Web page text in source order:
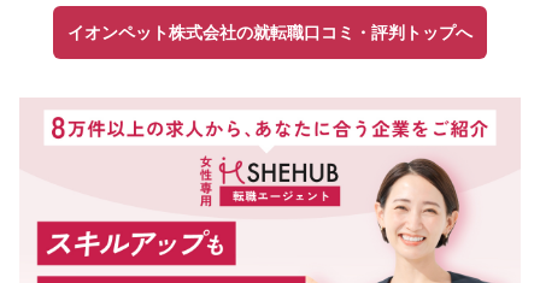
イオンペット株式会社の就転職口コミ・評判トップへ